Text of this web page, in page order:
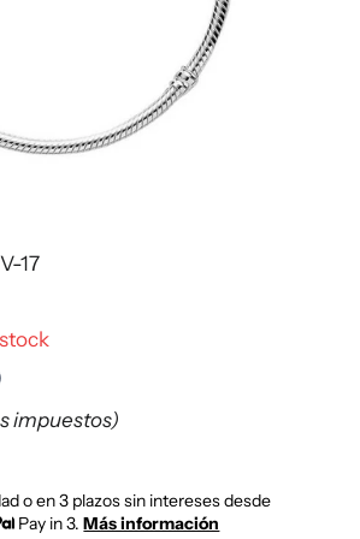
17
impuestos)
o en 3 plazos sin intereses desde
Pay in 3.Más información